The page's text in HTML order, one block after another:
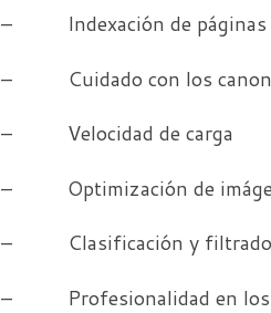
– Indexación de páginas
– Cuidado con los
– Velocidad de carga
– Optimización de
– Clasificación y filtrado
– Profesionalidad en los